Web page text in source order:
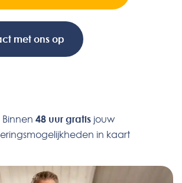
met ons op
Binnen 48 uur gratisjouw
in kaart